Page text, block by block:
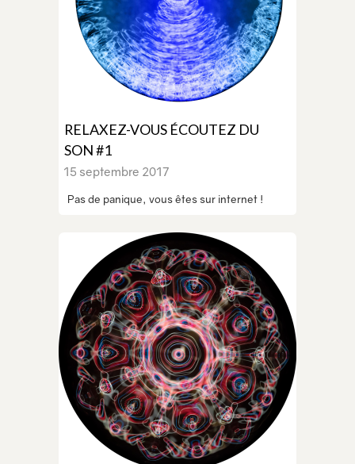
RELAXEZ-VOUS ÉCOUTEZ DU
SON #1
15 septembre 2017
Pas de panique, vous êtes sur internet !